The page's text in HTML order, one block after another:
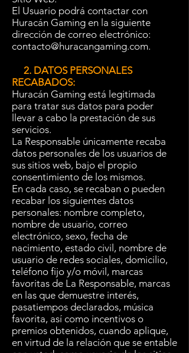
El Usuario podrá contactar con
Huracán Gaming en la siguiente
dirección de correo electrónico:
contacto@huracangaming.com.
2. DATOS PERSONALES
RECABADOS:
Huracán Gaming está legitimada
para tratar sus datos para poder
llevar a cabo la prestación de sus
servicios.
La Responsable únicamente recaba
datos personales de los usuarios de
sus sitios web, bajo el propio
consentimiento de los mismos.
En cada caso, se recaban o pueden
recabar los siguientes datos
personales: nombre completo,
nombre de usuario, correo
electrónico, sexo, fecha de
nacimiento, estado civil, nombre de
usuario de redes sociales, domicilio,
teléfono fijo y/o móvil, marcas
favoritas de La Responsable, marcas
en las que demuestre interés,
pasatiempos declarados, música
favorita, así como incentivos o
premios obtenidos, cuando aplique,
en virtud de la relación que se entable